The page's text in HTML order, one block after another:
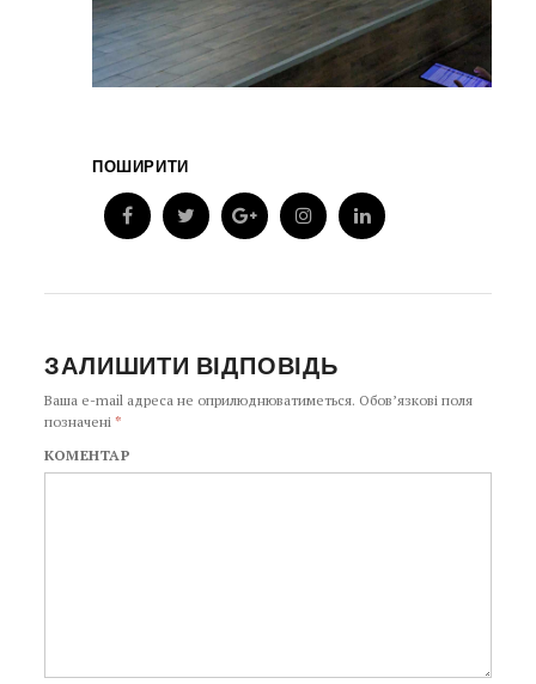
ПОШИРИТИ
ЗАЛИШИТИ ВІДПОВІДЬ
Ваша e-mail адреса не оприлюднюватиметься. Обов’язкові поля
позначені*
КОМЕНТАР